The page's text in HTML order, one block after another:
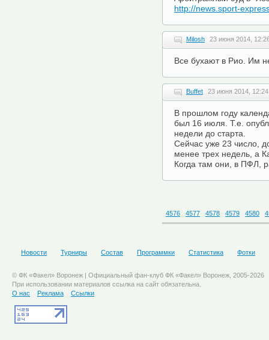
http://news.sport-
Milosh 23 июня 2014,
Все бухают в Рио. Им
Buffet 23 июня 2014, 12:24
В прошлом году
был 16 июля. Т.е.
недели до старта.
Сейчас уже 23 число,
менее трех недель, а
Когда там они, в ПФЛ,
4576 4577 4578 4579 4580
Новости Турниры Состав Программки Статистика Фотки
© ФК «Факел» Воронеж | Официальный фан-клуб ФК «Факел» Воронеж, 2005-2026
При использовании материалов ссылка на сайт обязательна.
О нас
Реклама Ссылки